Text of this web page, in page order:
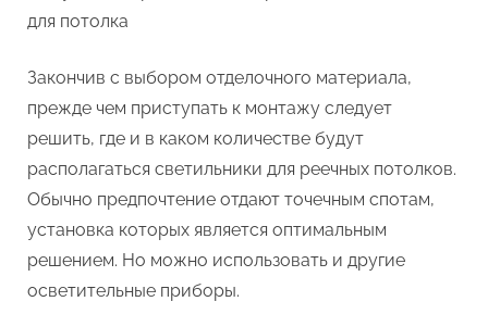
для потолка
Закончив с выбором отделочного материала,
прежде чем приступать к монтажу следует
решить, где и в каком количестве будут
располагаться светильники для реечных потолков.
Обычно предпочтение отдают точечным спотам,
установка которых является оптимальным
решением. Но можно использовать и другие
осветительные приборы.